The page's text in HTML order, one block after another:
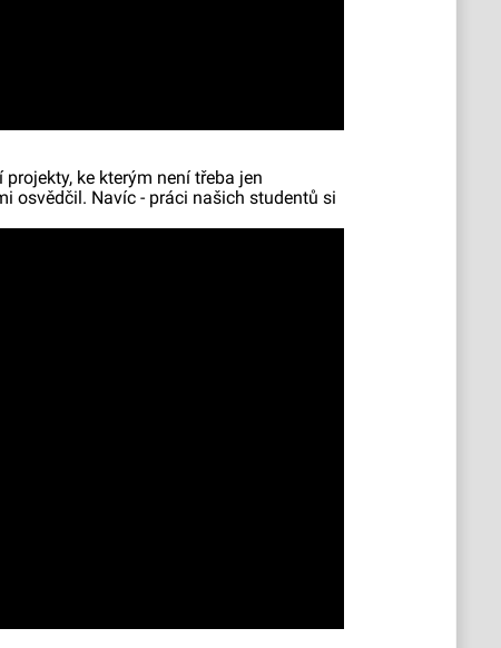
ke kterým není třeba jen
osvědčil. Navíc - práci našich studentů si